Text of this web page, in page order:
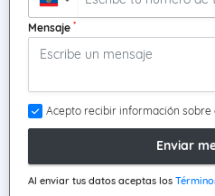
Mensaje *
Acepto recibir información
Enviar
Al enviar tus datos aceptas los